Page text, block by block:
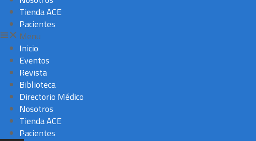
Tienda ACE
Pacientes
Menu
Inicio
Eventos
Revista
Biblioteca
Directorio Médico
Nosotros
Tienda ACE
Pacientes